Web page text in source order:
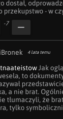
dostał,
przekupstwo - w
-7
4 lata temu
Jak
to
a nie brat.
tłumaczyli, że
tylko